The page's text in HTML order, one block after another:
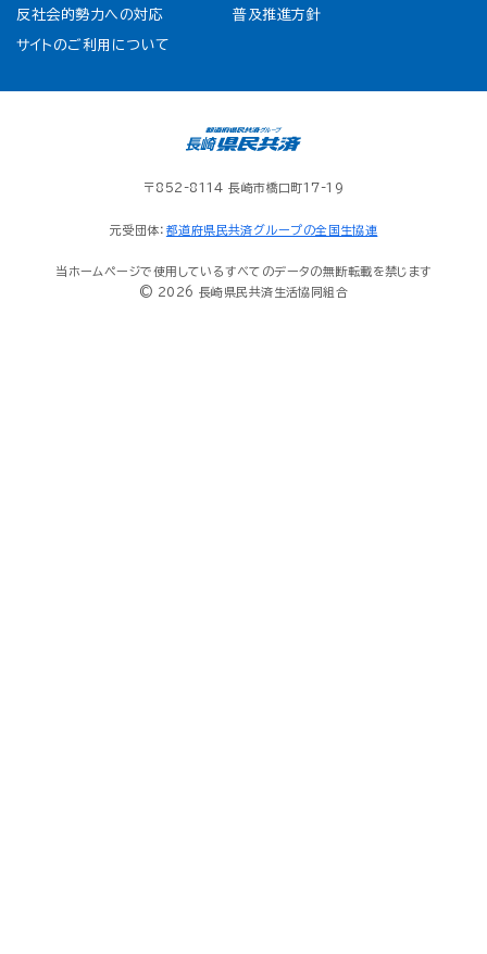
反社会的勢力への対応 普及推進方針
サイトのご利用について
〒852-8114 長崎市橋口町17-19
元受団体： 都道府県民共済グループの全国生協連
当ホームページで使用しているすべてのデータの無断転載を禁じます
© 2026 長崎県民共済生活協同組合